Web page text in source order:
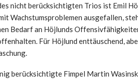
nicht berücksichtigten Trios ist Emil
Wachstumsproblemen ausgefallen,
Bedarf an Höjlunds
Für Höjlund enttäuschend,
berücksichtigte Fimpel Martin